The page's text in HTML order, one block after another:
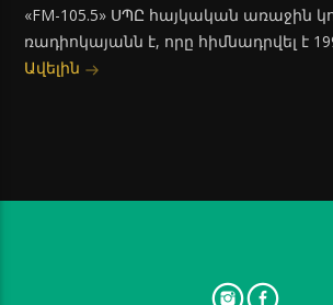
«FM-105.5» ՍՊԸ հայկական առաջին
ռադիոկայանն է, որը հիմնադրվել է
Ավելին